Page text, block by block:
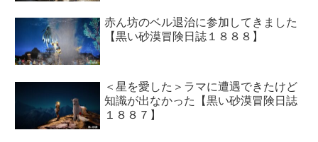
赤ん坊のベル退治に参加してきました
【黒い砂漠冒険日誌１８８８】
＜星を愛した＞ラマに遭遇できたけど
知識が出なかった【黒い砂漠冒険日誌
１８８７】